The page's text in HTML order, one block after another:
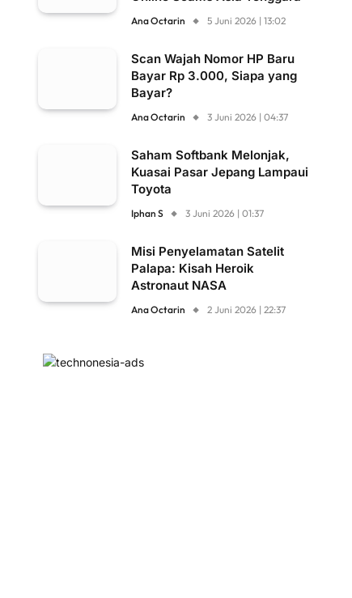
Ana Octarin 5 Juni 2026 | 13:02
Scan Wajah Nomor HP Baru
Bayar Rp 3.000, Siapa yang
Bayar?
Ana Octarin 3 Juni 2026 | 04:37
Saham Softbank Melonjak,
Kuasai Pasar Jepang Lampaui
Toyota
Iphan S 3 Juni 2026 | 01:37
Misi Penyelamatan Satelit
Palapa: Kisah Heroik
Astronaut NASA
Ana Octarin 2 Juni 2026 | 22:37